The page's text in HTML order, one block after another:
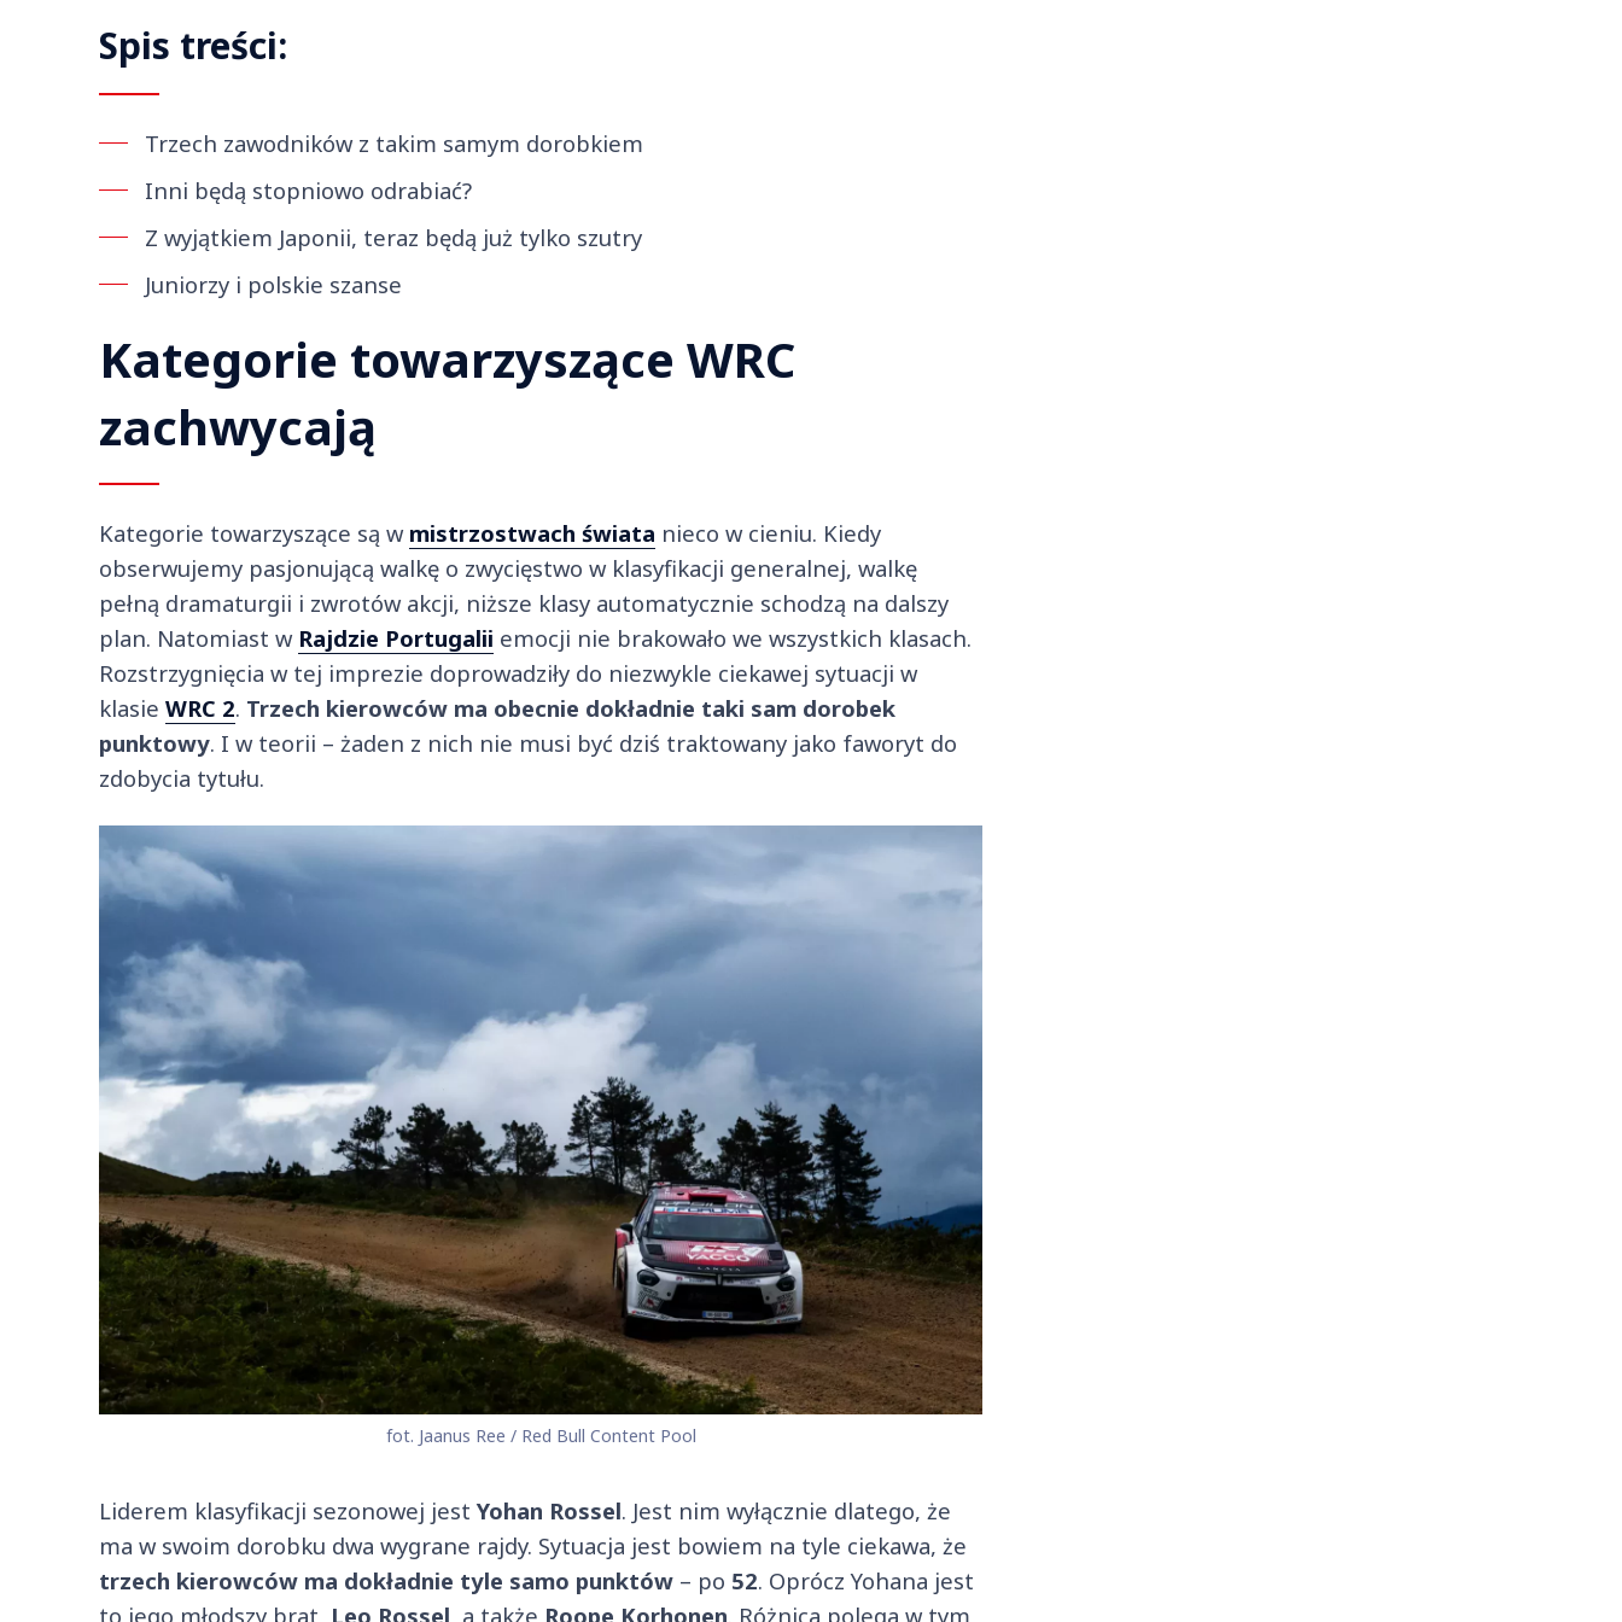
Spis treści:
Trzech zawodników z takim samym dorobkiem
Inni będą stopniowo odrabiać?
Z wyjątkiem Japonii, teraz będą już tylko szutry
Juniorzy i polskie szanse
Kategorie towarzyszące WRC
zachwycają
Kategorie towarzyszące są w mistrzostwach świata nieco w cieniu. Kiedy
obserwujemy pasjonującą walkę o zwycięstwo w klasyfikacji generalnej, walkę
pełną dramaturgii i zwrotów akcji, niższe klasy automatycznie schodzą na dalszy
plan. Natomiast w Rajdzie Portugalii emocji nie brakowało we wszystkich klasach.
Rozstrzygnięcia w tej imprezie doprowadziły do niezwykle ciekawej sytuacji w
klasie WRC 2. Trzech kierowców ma obecnie dokładnie taki sam dorobek
punktowy. I w teorii – żaden z nich nie musi być dziś traktowany jako faworyt do
zdobycia tytułu.
fot. Jaanus Ree / Red Bull Content Pool
Liderem klasyfikacji sezonowej jest Yohan Rossel. Jest nim wyłącznie dlatego, że
ma w swoim dorobku dwa wygrane rajdy. Sytuacja jest bowiem na tyle ciekawa, że
trzech kierowców ma dokładnie tyle samo punktów – po 52. Oprócz Yohana jest
to jego młodszy brat, Leo Rossel , a także Roope Korhonen . Różnica polega w tym